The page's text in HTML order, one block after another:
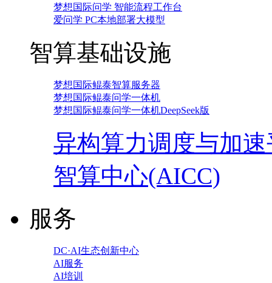
梦想国际问学 智能流程工作台
爱问学 PC本地部署大模型
智算基础设施
梦想国际鲲泰智算服务器
梦想国际鲲泰问学一体机
梦想国际鲲泰问学一体机DeepSeek版
异构算力调度与加
智算中心(AICC)
服务
DC·AI生态创新中心
AI服务
AI培训